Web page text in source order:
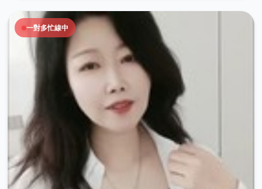
一對多忙線中